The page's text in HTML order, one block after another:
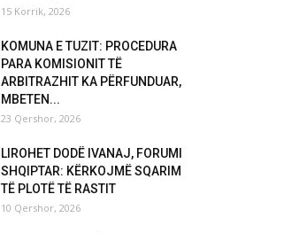
15 Korrik, 2026
KOMUNA E TUZIT: PROCEDURA
PARA KOMISIONIT TË
ARBITRAZHIT KA PËRFUNDUAR,
MBETEN...
23 Qershor, 2026
LIROHET DODË IVANAJ, FORUMI
SHQIPTAR: KËRKOJMË SQARIM
TË PLOTË TË RASTIT
10 Qershor, 2026